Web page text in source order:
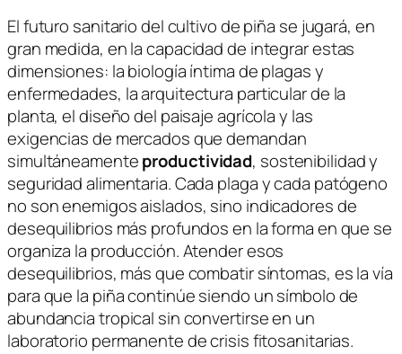
El futuro sanitario del cultivo de piña se jugará, en
gran medida, en la capacidad de integrar estas
dimensiones: la biología íntima de plagas y
enfermedades, la arquitectura particular de la
planta, el diseño del paisaje agrícola y las
exigencias de mercados que demandan
simultáneamenteproductividad, sostenibilidad y
seguridad alimentaria. Cada plaga y cada patógeno
no son enemigos aislados, sino indicadores de
desequilibrios más profundos en la forma en que se
organiza la producción. Atender esos
desequilibrios, más que combatir síntomas, es la vía
para que la piña continúe siendo un símbolo de
abundancia tropical sin convertirse en un
laboratorio permanente de crisis fitosanitarias.